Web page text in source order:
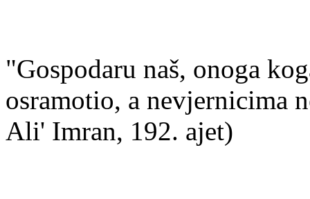
"Gospodaru naš, onoga
osramotio, a nevjernicima
Ali' Imran, 192. ajet)